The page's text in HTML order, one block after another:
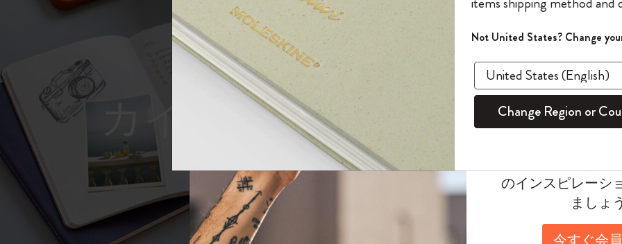
カイエ ＆ ジャーナル
セット
パッションジャーナル
スチューデントカイエジャーナル
15ヶ月プランナー
ウィークリープランナー
デイリープランナー
マンスリープランナー
モレスキンスマート
サブカテゴリ アプリ・サービス
ライティングツール
サブカテゴリ
ペン & ペンシル
限定版ノートブック
「Alice's Adventures in Wonderland」コレ
『ロード・オブ・ザ・リング』コレク
カラーパターン ノートブック
サクラコレクション
馬年コレクション
ゴッホ美術館
バッグ
サブカテゴリ
Shopper paper – made Collection
ギフト
サブカテゴリ
マキシマリストへの贈り物
健康を愛する方への贈り物です
趣味を愛する方へのギフト
ピン
サブカテゴリ
アプリ・サービス
サブカテゴリ
和紙テープ
ミニノートブックチャーム
別注＆コーポレートギフト
ペンと紙の力
持続可能な創造性
伝説的なお得情報: 会員限定の特別サプライズ
セールへの早期アクセス: お得な情報をいち早くチェック
モレスキン限定イベント: 優先アクセス
返品期間の延長: 1ヶ月間
*パスワード
このデバイスで情
ログイン
あるページから始まる物語
Reframe Sunglasses（リフレー
あなたにぴったりの一本を選ぼう
ス
スライド表示4
今すぐ会員登録
「WELCOME10」
回注文が10%オフ
ます。セール・ア
適用
のインスピレーシ
ましょ
Not United States? Change
Change Region or